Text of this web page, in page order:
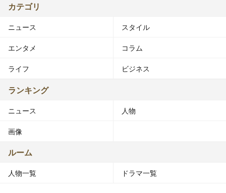
カテゴリ
ニュース スタイル
エンタメ コラム
ライフ ビジネス
ランキング
ニュース 人物
画像
ルーム
人物一覧 ドラマ一覧